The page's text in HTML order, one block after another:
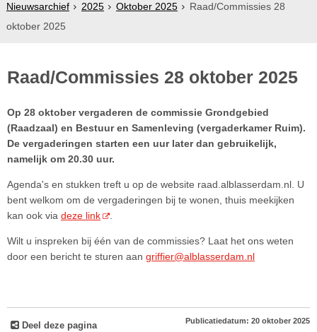
Nieuwsarchief
2025 Oktober 2025
Raad/Commissies 28
oktober 2025
Raad/Commissies 28 oktober 2025
Op 28 oktober vergaderen de commissie Grondgebied
(Raadzaal) en Bestuur en Samenleving (vergaderkamer Ruim).
De vergaderingen starten een uur later dan gebruikelijk,
namelijk om 20.30 uur.
Agenda's en stukken treft u op de website raad.alblasserdam.nl. U
bent welkom om de vergaderingen bij te wonen, thuis meekijken
kan ook via deze link .
Wilt u inspreken bij één van de commissies? Laat het ons weten
door een bericht te sturen aan griffier@alblasserdam.nl
Deel deze pagina Publicatiedatum: 20 oktober 2025